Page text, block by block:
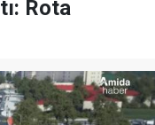
Rota